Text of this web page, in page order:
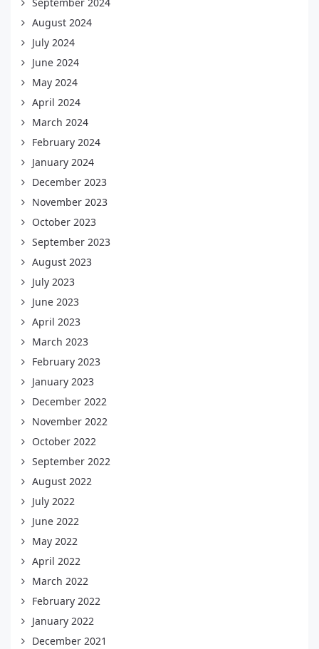
September 2024
August 2024
July 2024
June 2024
May 2024
April 2024
March 2024
February 2024
January 2024
December 2023
November 2023
October 2023
September 2023
August 2023
July 2023
June 2023
April 2023
March 2023
February 2023
January 2023
December 2022
November 2022
October 2022
September 2022
August 2022
July 2022
June 2022
May 2022
April 2022
March 2022
February 2022
January 2022
December 2021